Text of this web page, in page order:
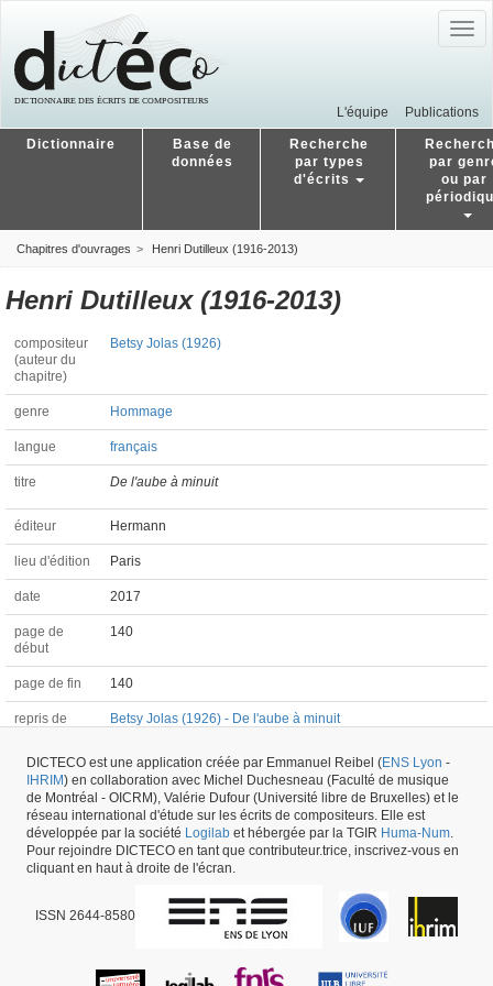
L'équipe Publications
Dictionnaire
Base de
données
Recherche
par types
d'écrits
par
ou par
Chapitres d'ouvrages Henri Dutilleux (1916-2013)
Henri Dutilleux (1916-2013)
compositeur
(auteur du
chapitre)
Betsy Jolas (1926)
genre Hommage
langue français
titre De l'aube à minuit
éditeur Hermann
lieu d'édition Paris
date 2017
page de
début
140
page de fin 140
repris de Betsy Jolas (1926) - De l'aube à minuit
Chapitre d'ouvrage #67972 -dernière mise à jour 20/03/2026, créé le
20/03/2026 par Elodie Goës
DICTECO est une application créée par Emmanuel Reibel (ENS Lyon -
IHRIM) en collaboration avec Michel Duchesneau (Faculté de musique
de Montréal - OICRM), Valérie Dufour (Université libre de Bruxelles) et le
réseau international d'étude sur les écrits de compositeurs. Elle est
développée par la société Logilab et hébergée par la TGIR Huma-Num
Pour rejoindre DICTECO en tant que contributeur.trice, inscrivez-vous en
cliquant en haut à droite de l'écran.
ISSN 2644-8580